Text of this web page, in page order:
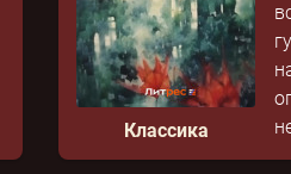
Классика